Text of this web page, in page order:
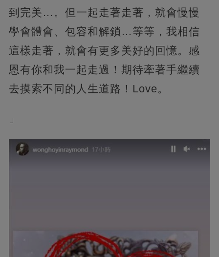
到完美…。但一起走著走著，就會慢慢
學會體會、包容和解鎖…等等，我相信
這樣走著，就會有更多美好的回憶。感
恩有你和我一起走過！期待牽著手繼續
去摸索不同的人生道路！Love。
」